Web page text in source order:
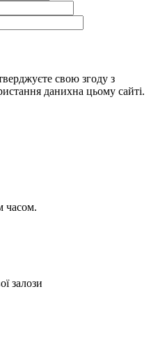
свою згоду з
данихна цьому сайті.
часом.
залози